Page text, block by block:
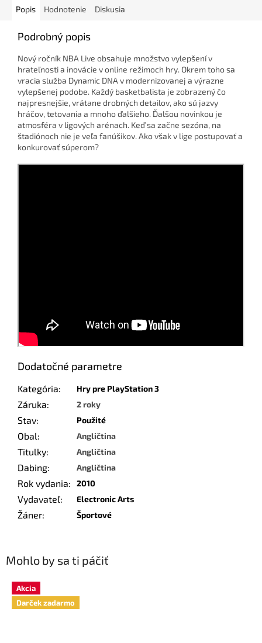
Mohlo by sa ti páčiť
Akcia
Darček zadarmo
Popis Hodnotenie Diskusia
Podrobný popis
Nový ročník NBA Live obsahuje množstvo vylepšení v
hrateľnosti a inovácie v online režimoch hry. Okrem toho sa
vracia služba Dynamic DNA v modernizovanej a výrazne
vylepšenej podobe. Každý basketbalista je zobrazený čo
najpresnejšie, vrátane drobných detailov, ako sú jazvy
hráčov, tetovania a mnoho ďalšieho. Ďalšou novinkou je
atmosféra v ligových arénach. Keď sa začne sezóna, na
štadiónoch nie je veľa fanúšikov. Ako však v lige postupovať a
konkurovať súperom?
Dodatočné parametre
Kategória: Hry pre PlayStation 3
Záruka: 2 roky
Stav: Použité
Obal: Angličtina
Titulky: Angličtina
Dabing: Angličtina
Rok vydania: 2010
Vydavateľ: Electronic Arts
Žáner: Športové